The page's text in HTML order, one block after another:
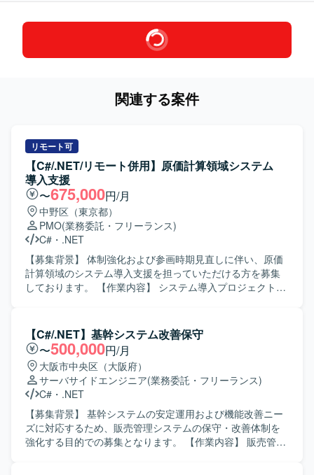
関連する案件
リモート可
【C#/.NET/リモート併用】原価計算領域システム
導入支援
〜675,000円/月
中野区（東京都）
PMO(業務委託・フリーランス)
C# ・ .NET
【募集背景】 体制強化および参画時期見直しに伴い、原価
計算領域のシステム導入支援を担っていただける方を募集
しております。 【作業内容】 システム導入プロジェクトに
ける業務支援を中心に対応していただきます。 プロジェク
トリーダーの補佐として、設計内容の整理や関係者との調
整などを行っていただきます。 【求める人物像】 会計や生
産管理の業務を理解しながら、システム導入に主体的に関
わっていただける方を求めております。 リーダー補佐とし
て周囲とコミュニケーションを取りつつ、責任感を持って
業務を推進いただける方を歓迎いたします。 【ポジション
の魅力】 管理会計・原価計算領域に特化した業務知識を活
かしつつ、システム導入プロジェクトの上流工程に関わる
【C#/.NET】基幹システム改善保守
〜500,000円/月
大阪市中央区（大阪府）
サーバサイドエンジニア(業務委託・フリーランス)
C# ・ .NET
【募集背景】 基幹システムの安定運用および機能改善ニー
ズに対応するため、販売管理システムの保守・改善体制を
強化する目的での募集となります。 【作業内容】 販売管理